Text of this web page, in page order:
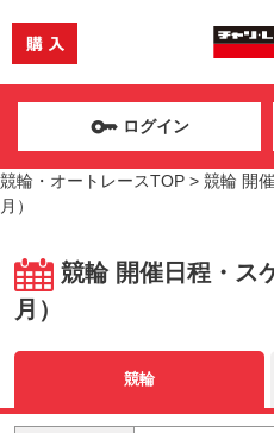
ログイン
競輪・オートレースTOP > 競輪 開
月）
競輪 開催日程・ス
月）
競輪